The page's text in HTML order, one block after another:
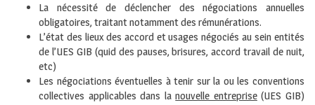
La nécessité de déclencher des négociations annuelles
obligatoires, traitant notamment des rémunérations.
L’état des lieux des accord et usages négociés au sein entités
de l’UES GIB (quid des pauses, brisures, accord travail de nuit,
etc)
Les négociations éventuelles à tenir sur la ou les conventions
collectives applicables dans lanouvelle entreprise(UES GIB)